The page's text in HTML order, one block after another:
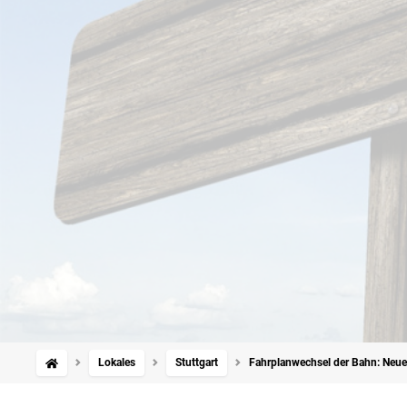
Lokales Stuttgart Fahrplanwechsel der Bahn: